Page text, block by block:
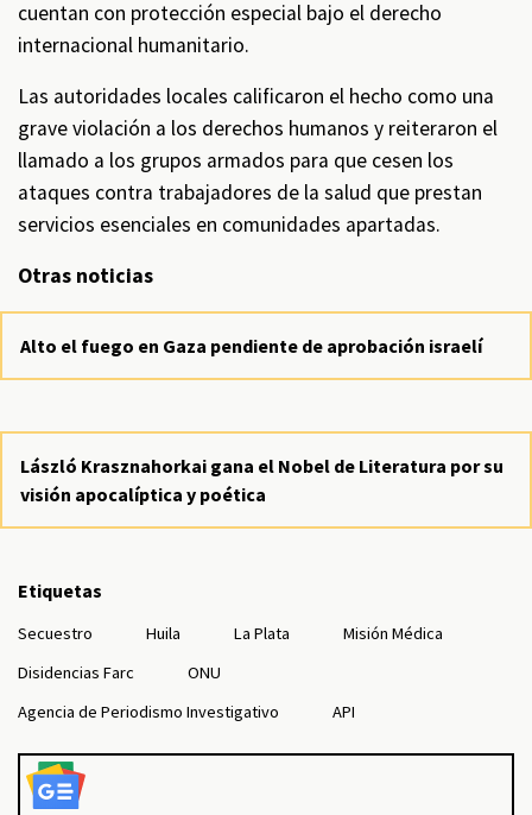
cuentan con protección especial bajo el derecho
internacional humanitario.
Las autoridades locales calificaron el hecho como una
grave violación a los derechos humanos y reiteraron el
llamado a los grupos armados para que cesen los
ataques contra trabajadores de la salud que prestan
servicios esenciales en comunidades apartadas.
Otras noticias
Alto el fuego en Gaza pendiente de aprobación israelí
László Krasznahorkai gana el Nobel de Literatura por su
visión apocalíptica y poética
Etiquetas
Secuestro Huila La Plata
Misión Médica
Disidencias Farc
ONU
Agencia de Periodismo Investigativo
API